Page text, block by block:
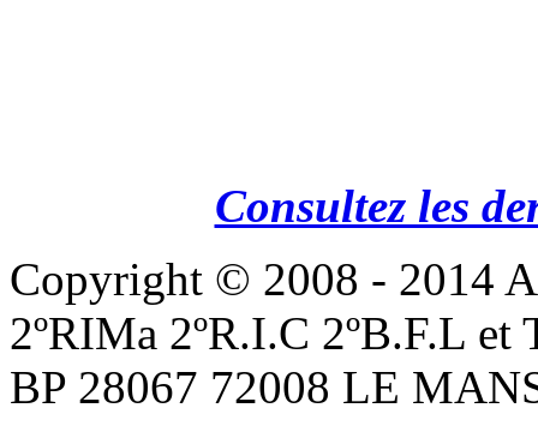
Consultez les
Copyright © 2008 - 2014
2ºRIMa 2ºR.I.C 2ºB.F.L
BP 28067 72008 LE